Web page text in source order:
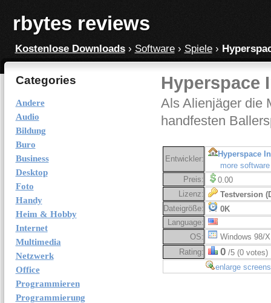
rbytes reviews
Kostenlose Downloads› Software› Spiele›
Categories
Andere
Audio
Bildung
Buro
Business
Desktop
Foto
Handy
Heim & Hobby
Internet
Multimedia
Netzwerk
Office
Programmieren
Programmierung
Hyperspace
Als Alienjäger die
handfesten
Entwickler:
Hyperspace
more
Preis:
0.00
Lizenz:
Testversion
Dateigröße:
0K
Language:
OS:
Windows 98/
Rating:
0/5 (0 votes)
enlarge